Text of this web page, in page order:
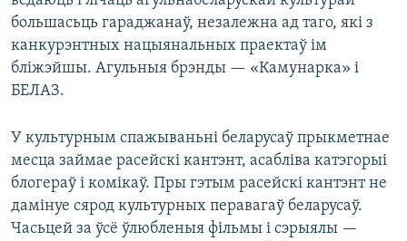
большасьць гараджанаў, незалежна ад таго, які з
канкурэнтных нацыянальных праектаў ім
бліжэйшы. Агульныя брэнды — «Камунарка» і
БЕЛАЗ.
У культурным спажываньні беларусаў прыкметнае
месца займае расейскі кантэнт, асабліва катэгорыі
блогераў і комікаў. Пры гэтым расейскі кантэнт не
дамінуе сярод культурных перавагаў беларусаў.
Часьцей за ўсё ўлюбленыя фільмы і сэрыялы —